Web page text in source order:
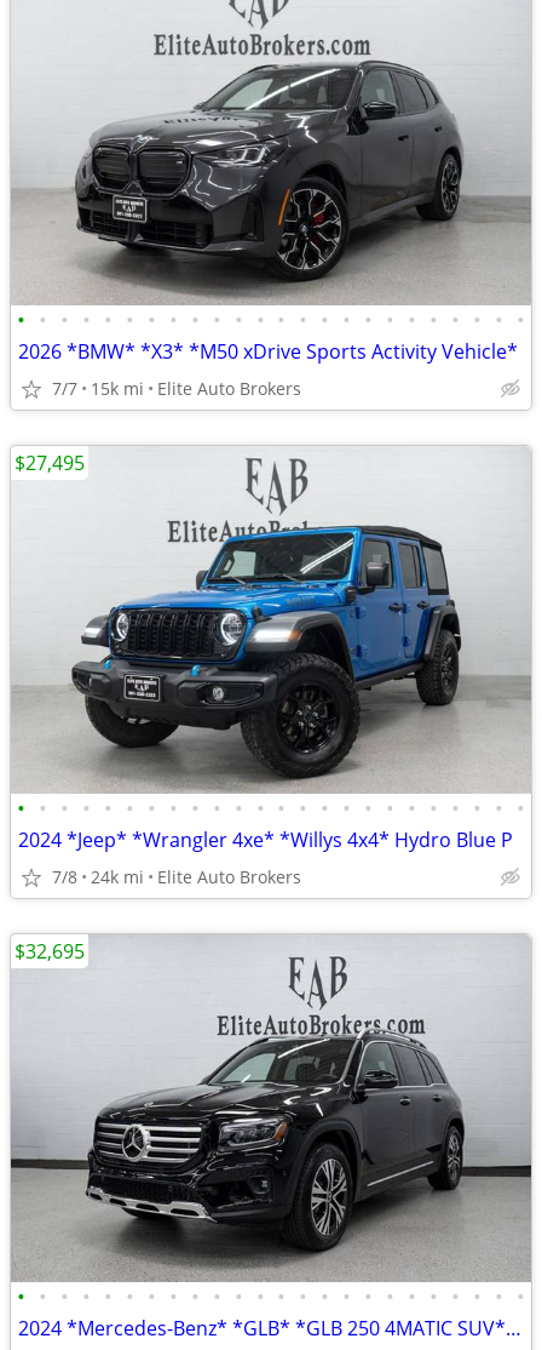
• • • • • • • • • • • • • • • • • • • • • • • •
2026 *BMW* *X3* *M50 xDrive Sports Activity Vehicle*
7/7 15k mi Elite Auto Brokers
• • • • • • • • • • • • • • • • • • • • • • • •
2024 *Jeep* *Wrangler 4xe* *Willys 4x4* Hydro Blue P
7/8 24k mi Elite Auto Brokers
$27,495
• • • • • • • • • • • • • • • • • • • • • • • •
2024 *Mercedes-Benz* *GLB* *GLB 250 4MATIC SUV* Nigh
$32,695